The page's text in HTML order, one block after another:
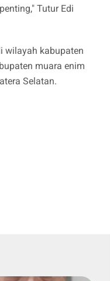
Tutur Edi
wilayah kabupaten
muara enim
Selatan.